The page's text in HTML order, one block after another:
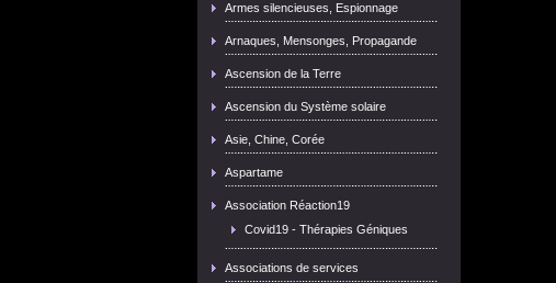
Armes silencieuses, Espionnage
Arnaques, Mensonges, Propagande
Ascension de la Terre
Ascension du Système solaire
Asie, Chine, Corée
Aspartame
Association Réaction19
Covid19 - Thérapies Géniques
Associations de services